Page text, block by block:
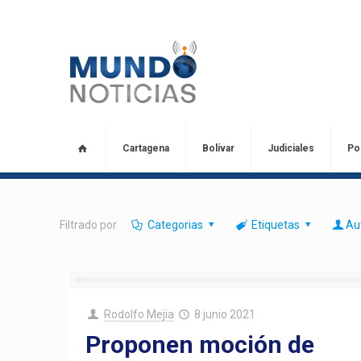
Cartagena Bolívar Judiciales
Filtrado por Categorias Etiquetas
Rodolfo Mejia 8 junio 2021
Proponen moción de